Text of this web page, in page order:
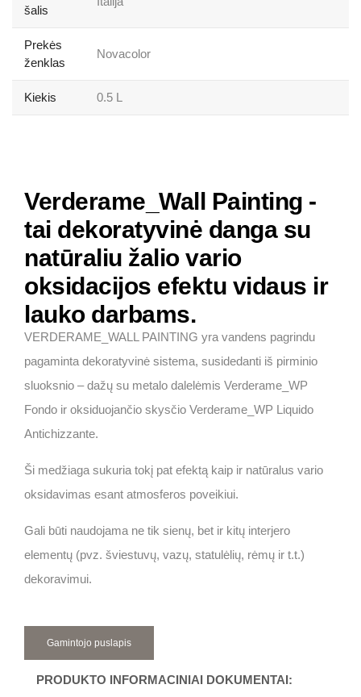
šalis
Prekės
ženklas
Novacolor
Kiekis 0.5 L
Verderame_Wall Painting -
tai dekoratyvinė danga su
natūraliu žalio vario
oksidacijos efektu vidaus ir
lauko darbams.
VERDERAME_WALL PAINTING yra vandens pagrindu
pagaminta dekoratyvinė sistema, susidedanti iš pirminio
sluoksnio – dažų su metalo dalelėmis Verderame_WP
Fondo ir oksiduojančio skysčio Verderame_WP Liquido
Antichizzante.
Ši medžiaga sukuria tokį pat efektą kaip ir natūralus vario
oksidavimas esant atmosferos poveikiui.
Gali būti naudojama ne tik sienų, bet ir kitų interjero
elementų (pvz. šviestuvų, vazų, statulėlių, rėmų ir t.t.)
dekoravimui.
Gamintojo puslapis
PRODUKTO INFORMACINIAI DOKUMENTAI: